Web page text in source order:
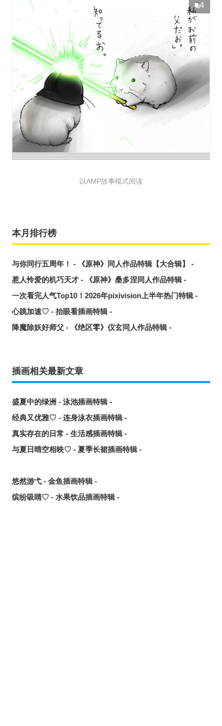
4
以AMP故事模式阅读
本月排行榜
与你同行五周年！ - 《原神》同人作品特辑【大合辑】 -
惹人怜爱的机巧天才 - 《原神》桑多涅同人作品特辑 -
一次看完人气Top10！2026年pixivision上半年热门特辑 -
心跳加速♡ - 抬眼看插画特辑 -
降魔除妖好师父 - 《绝区零》仪玄同人作品特辑 -
插画相关最新文章
盛夏中的绿洲 - 泳池插画特辑 -
经典又优雅♡ - 连身泳衣插画特辑 -
真实存在的日常 - 生活感插画特辑 -
与夏日晴空相映♡ - 夏季长裙插画特辑 -
悠然游弋 - 金鱼插画特辑 -
缤纷吸睛♡ - 水果饮品插画特辑 -